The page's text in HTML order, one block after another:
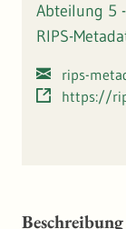
Abteilung 5
RIPS-
rips-
https://
Beschreibung